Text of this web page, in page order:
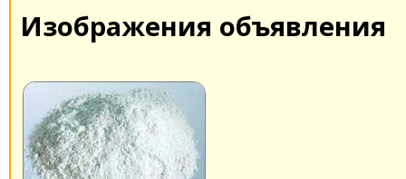
Изображения объявления